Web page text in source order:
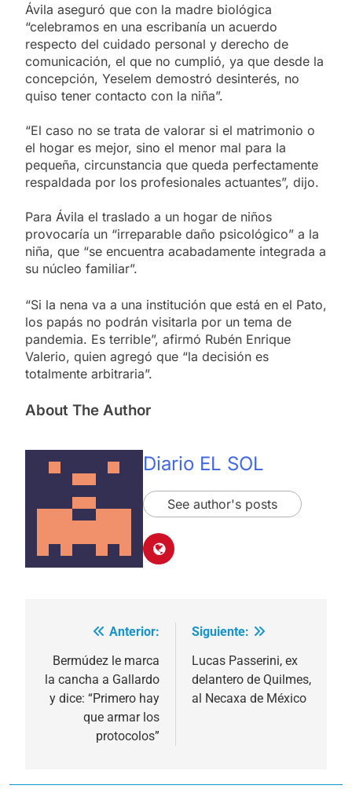
Ávila aseguró que con la madre biológica
“celebramos en una escribanía un acuerdo
respecto del cuidado personal y derecho de
comunicación, el que no cumplió, ya que desde la
concepción, Yeselem demostró desinterés, no
quiso tener contacto con la niña”.
“El caso no se trata de valorar si el matrimonio o
el hogar es mejor, sino el menor mal para la
pequeña, circunstancia que queda perfectamente
respaldada por los profesionales actuantes”, dijo.
Para Ávila el traslado a un hogar de niños
provocaría un “irreparable daño psicológico” a la
niña, que “se encuentra acabadamente integrada a
su núcleo familiar”.
“Si la nena va a una institución que está en el Pato,
los papás no podrán visitarla por un tema de
pandemia. Es terrible”, afirmó Rubén Enrique
Valerio, quien agregó que “la decisión es
totalmente arbitraria”.
About The Author
Diario EL SOL
See author's posts
Navegación
de
entradas
Anterior:
Bermúdez le marca
la cancha a Gallardo
y dice: “Primero hay
que armar los
protocolos”
Siguiente:
Lucas Passerini, ex
delantero de Quilmes,
al Necaxa de México